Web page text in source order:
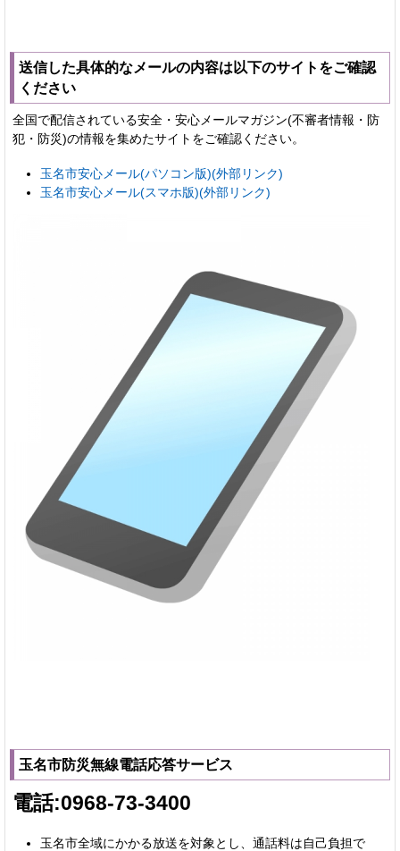
送信した具体的なメールの内容は以下のサイトをご確認
ください
全国で配信されている安全・安心メールマガジン(不審者情報・防
犯・防災)の情報を集めたサイトをご確認ください。
玉名市安心メール(パソコン版)(外部リンク)
玉名市安心メール(スマホ版)(外部リンク)
玉名市防災無線電話応答サービス
電話:0968-73-3400
玉名市全域にかかる放送を対象とし、通話料は自己負担で